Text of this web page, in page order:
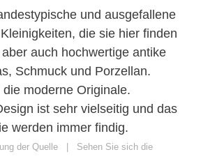
und ausgefallene
die sie hier finden
auch hochwertige antike
Schmuck und Porzellan.
moderne Originale.
ist sehr vielseitig und das
werden immer findig.
der Quelle | Sehen Sie sich die